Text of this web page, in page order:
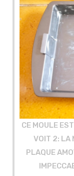
CE MOULE
VOIT 2: LA
PLAQUE